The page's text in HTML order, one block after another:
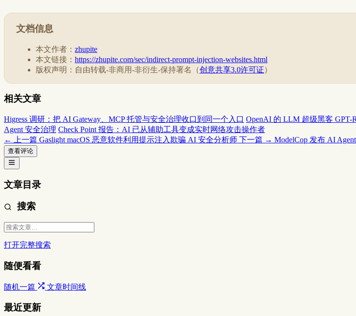
文档信息
本文作者： zhupite
本文链接： https://zhupite.com/sec/indirect-prompt-injection-websites.html
版权声明：自由转载-非商用-非衍生-保持署名（创意共享3.0许可证）
相关文章
Higress 调研：把 AI Gateway、MCP 托管与安全治理收口到同一个入口 OpenAI 的 LLM 超级黑客
Agent 安全治理 Check Point 报告：AI 已从辅助工具变成实时网络攻击操作者
← 上一篇 Gaslight macOS 恶意软件利用提示注入欺骗 AI 安全分析师 下一篇 → ModelCop 发布 AI
查看评论
文章目录
搜索
打开完整搜索
随便看看
随机一篇 文章时间线
最近更新